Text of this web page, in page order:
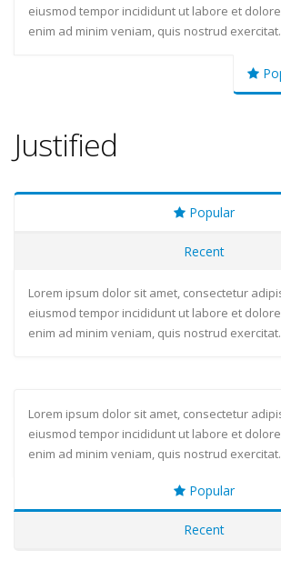
eiusmod tempor incididunt ut labore et
enim ad minim veniam, quis nostrud exercitat.
Justified
Popular
Recent
Lorem ipsum dolor sit amet, consectetur
eiusmod tempor incididunt ut labore et
enim ad minim veniam, quis nostrud exercitat.
Lorem ipsum dolor sit amet, consectetur
eiusmod tempor incididunt ut labore et
enim ad minim veniam, quis nostrud exercitat.
Popular
Recent